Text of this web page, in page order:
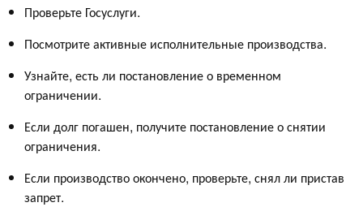
Проверьте Госуслуги.
Посмотрите активные исполнительные производства.
Узнайте, есть ли постановление о временном
ограничении.
Если долг погашен, получите постановление о снятии
ограничения.
Если производство окончено, проверьте, снял ли пристав
запрет.